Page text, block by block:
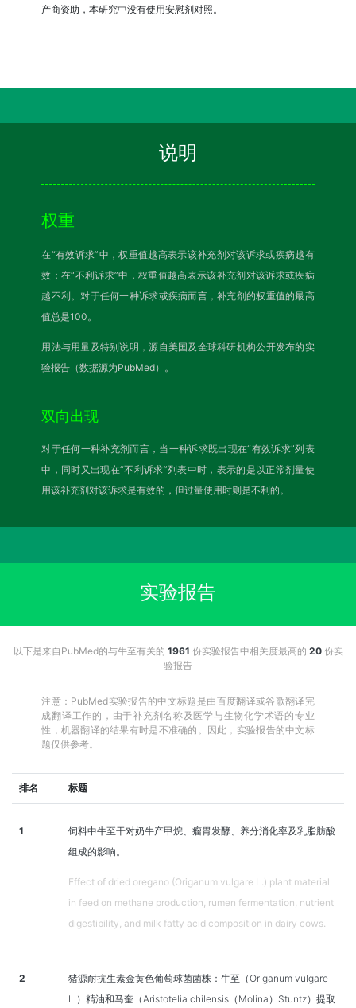
产商资助，本研究中没有使用安慰剂对照。
说明
权重
在“有效诉求”中，权重值越高表示该补充剂对该诉求或疾病越有
效；在“不利诉求”中，权重值越高表示该补充剂对该诉求或疾病
越不利。对于任何一种诉求或疾病而言，补充剂的权重值的最高
值总是100。
用法与用量及特别说明，源自美国及全球科研机构公开发布的实
验报告（数据源为PubMed）。
双向出现
对于任何一种补充剂而言，当一种诉求既出现在“有效诉求”列表
中，同时又出现在“不利诉求”列表中时，表示的是以正常剂量使
用该补充剂对该诉求是有效的，但过量使用时则是不利的。
实验报告
以下是来自PubMed的与牛至有关的 1961 份实验报告中相关度最高的 20份实
验报告
注意：PubMed实验报告的中文标题是由百度翻译或谷歌翻译完
成翻译工作的，由于补充剂名称及医学与生物化学术语的专业
性，机器翻译的结果有时是不准确的。因此，实验报告的中文标
题仅供参考。
排名 标题
1
饲料中牛至干对奶牛产甲烷、瘤胃发酵、养分消化率及乳脂肪酸
组成的影响。
Effect of dried oregano (Origanum vulgare L.) plant material
in feed on methane production, rumen fermentation, nutrient
digestibility, and milk fatty acid composition in dairy cows.
2
猪源耐抗生素金黄色葡萄球菌菌株：牛至（Origanum vulgare
L.）精油和马奎（Aristotelia chilensis（Molina）Stuntz）提取